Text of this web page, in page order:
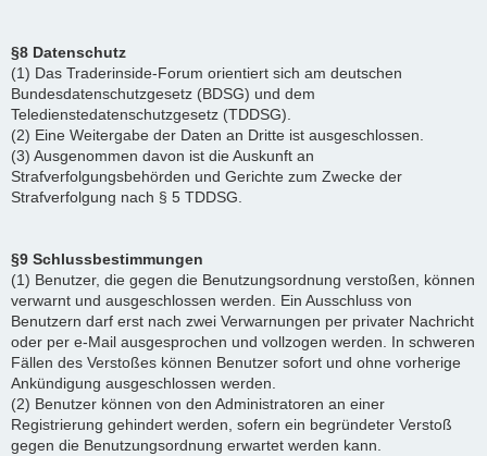
§8 Datenschutz
(1) Das Traderinside-Forum orientiert sich am deutschen
Bundesdatenschutzgesetz (BDSG) und dem
Teledienstedatenschutzgesetz (TDDSG).
(2) Eine Weitergabe der Daten an Dritte ist ausgeschlossen.
(3) Ausgenommen davon ist die Auskunft an
Strafverfolgungsbehörden und Gerichte zum Zwecke der
Strafverfolgung nach § 5 TDDSG.
§9 Schlussbestimmungen
(1) Benutzer, die gegen die Benutzungsordnung verstoßen, können
verwarnt und ausgeschlossen werden. Ein Ausschluss von
Benutzern darf erst nach zwei Verwarnungen per privater Nachricht
oder per e-Mail ausgesprochen und vollzogen werden. In schweren
Fällen des Verstoßes können Benutzer sofort und ohne vorherige
Ankündigung ausgeschlossen werden.
(2) Benutzer können von den Administratoren an einer
Registrierung gehindert werden, sofern ein begründeter Verstoß
gegen die Benutzungsordnung erwartet werden kann.